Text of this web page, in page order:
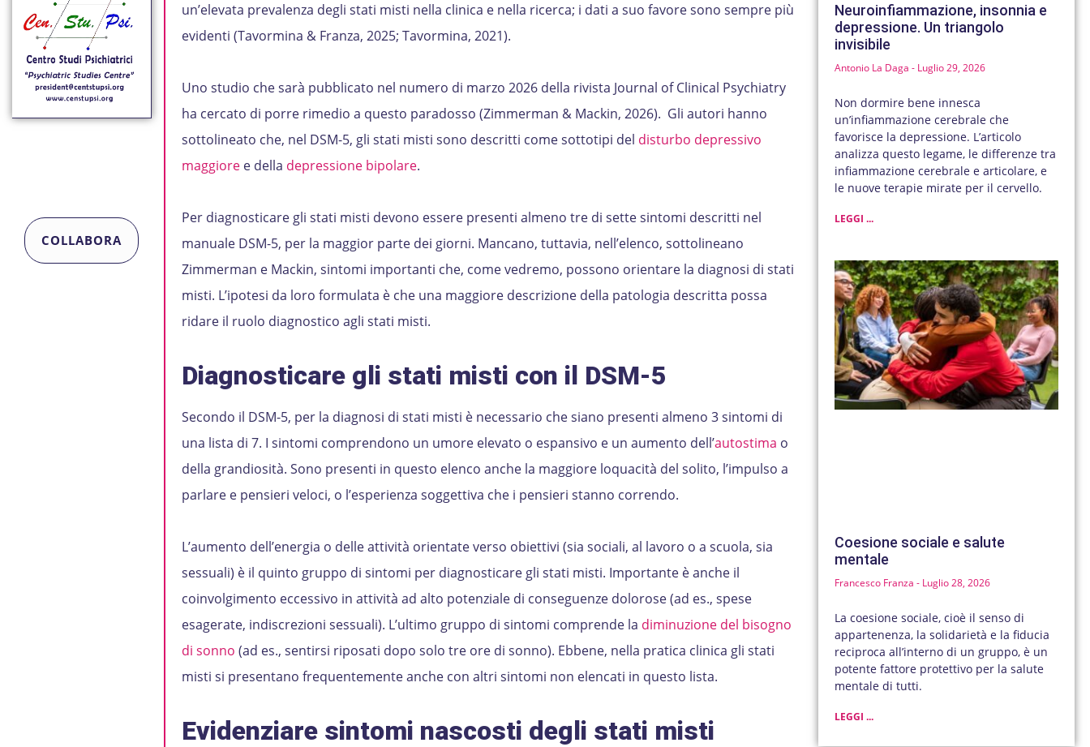
COLLABORA
un’elevata prevalenza degli stati misti nella clinica e nella ricerca; i dati a suo favore sono sempre più
evidenti (Tavormina & Franza, 2025; Tavormina, 2021).
Uno studio che sarà pubblicato nel numero di marzo 2026 della rivista Journal of Clinical Psychiatry
ha cercato di porre rimedio a questo paradosso (Zimmerman & Mackin, 2026). Gli autori hanno
sottolineato che, nel DSM-5, gli stati misti sono descritti come sottotipi del disturbo depressivo
maggioree della depressione bipolare.
Per diagnosticare gli stati misti devono essere presenti almeno tre di sette sintomi descritti nel
manuale DSM-5, per la maggior parte dei giorni. Mancano, tuttavia, nell’elenco, sottolineano
Zimmerman e Mackin, sintomi importanti che, come vedremo, possono orientare la diagnosi di stati
misti. L’ipotesi da loro formulata è che una maggiore descrizione della patologia descritta possa
ridare il ruolo diagnostico agli stati misti.
Diagnosticare gli stati misti con il DSM-5
Secondo il DSM-5, per la diagnosi di stati misti è necessario che siano presenti almeno 3 sintomi di
una lista di 7. I sintomi comprendono un umore elevato o espansivo e un aumento dell’autostima o
della grandiosità. Sono presenti in questo elenco anche la maggiore loquacità del solito, l’impulso a
parlare e pensieri veloci, o l’esperienza soggettiva che i pensieri stanno correndo.
L’aumento dell’energia o delle attività orientate verso obiettivi (sia sociali, al lavoro o a scuola, sia
sessuali) è il quinto gruppo di sintomi per diagnosticare gli stati misti. Importante è anche il
coinvolgimento eccessivo in attività ad alto potenziale di conseguenze dolorose (ad es., spese
esagerate, indiscrezioni sessuali). L’ultimo gruppo di sintomi comprende la diminuzione del bisogno
di sonno (ad es., sentirsi riposati dopo solo tre ore di sonno). Ebbene, nella pratica clinica gli stati
misti si presentano frequentemente anche con altri sintomi non elencati in questo lista.
Evidenziare sintomi nascosti degli stati misti
Neuroinfiammazione, insonnia e
depressione. Un triangolo
invisibile
Antonio La Daga Luglio 29, 2026
Non dormire bene innesca
un’infiammazione cerebrale che
favorisce la depressione. L’articolo
analizza questo legame, le differenze tra
infiammazione cerebrale e articolare, e
le nuove terapie mirate per il cervello.
LEGGI ...
Coesione sociale e salute
mentale
Francesco Franza Luglio 28, 2026
La coesione sociale, cioè il senso di
appartenenza, la solidarietà e la fiducia
reciproca all’interno di un gruppo, è un
potente fattore protettivo per la salute
mentale di tutti.
LEGGI ...